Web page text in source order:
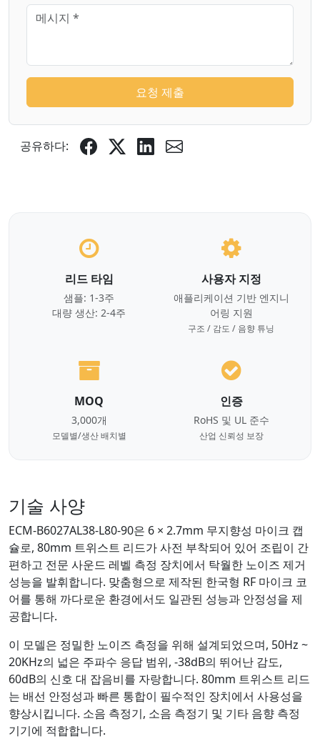
요청 제출
공유하다:
리드 타임
샘플: 1-3주
대량 생산: 2-4주
사용자 지정
애플리케이션 기반 엔지니
어링 지원
구조 / 감도 / 음향 튜닝
MOQ
3,000개
모델별/생산 배치별
인증
RoHS 및 UL 준수
산업 신뢰성 보장
기술 사양
ECM-B6027AL38-L80-90은 6 × 2.7mm 무지향성 마이크 캡
슐로, 80mm 트위스트 리드가 사전 부착되어 있어 조립이 간
편하고 전문 사운드 레벨 측정 장치에서 탁월한 노이즈 제거
성능을 발휘합니다. 맞춤형으로 제작된 한국형 RF 마이크 코
어를 통해 까다로운 환경에서도 일관된 성능과 안정성을 제
공합니다.
이 모델은 정밀한 노이즈 측정을 위해 설계되었으며, 50Hz ~
20KHz의 넓은 주파수 응답 범위, -38dB의 뛰어난 감도,
60dB의 신호 대 잡음비를 자랑합니다. 80mm 트위스트 리드
는 배선 안정성과 빠른 통합이 필수적인 장치에서 사용성을
향상시킵니다. 소음 측정기, 소음 측정기 및 기타 음향 측정
기기에 적합합니다.